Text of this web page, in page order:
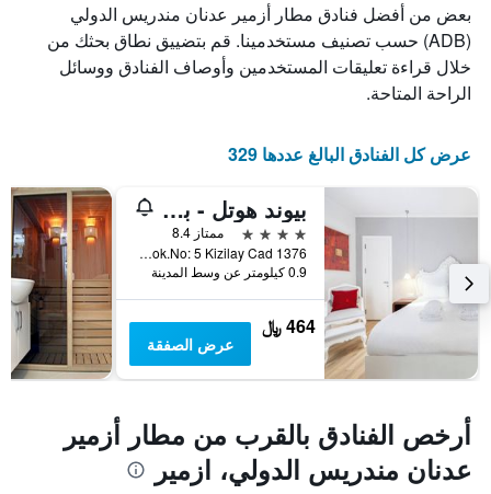
عدد
الأيام
قبل
الإقامة
يتضمن
التالي
1
محور
يعرض
متوسط
سعر
غرفة
بعض من أفضل فنادق مطار أزمير عدنان مندريس الدولي
(ADB) حسب تصنيف مستخدمينا. قم بتضييق نطاق بحثك من
خلال قراءة تعليقات المستخدمين وأوصاف الفنادق ووسائل
الراحة المتاحة.
عرض كل الفنادق البالغ عددها 329
بيوند هوتل - بوتيك كلاس - سبيشال كلاس
4 نجوم
ممتاز 8.4
1376 Sok.No: 5 Kizilay Cad, ازمير, تركيا
0.9 كيلومتر عن وسط المدينة
464 ﷼
عرض الصفقة
أرخص الفنادق بالقرب من مطار أزمير
عدنان مندريس الدولي، ازمير